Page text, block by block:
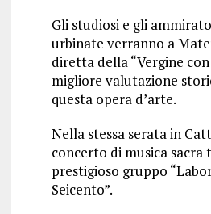
Gli studiosi e gli
urbinate verranno a
diretta della “Vergine
migliore valutazione
questa opera d’arte.
Nella stessa serata in
concerto di musica sacra
prestigioso gruppo
Seicento”.